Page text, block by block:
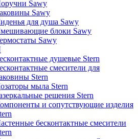
Sawy
Sawy
для душа Sawy
блоки Sawy
Sawy
душевые Stern
смесители для
Stern
мыла Stern
решения Stern
и сопутствующие изделия
бесконтактные смесители